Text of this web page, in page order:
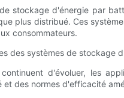
stockage d'énergie par
plus distribué. Ces
consommateurs.
d'évoluer, les
des normes d'efficacité